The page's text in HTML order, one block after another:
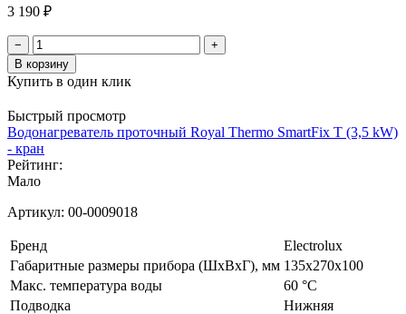
3 190 ₽
−
+
В корзину
Купить в один клик
Быстрый просмотр
Водонагреватель проточный Royal Thermo SmartFix T (3,5 kW)
- кран
Рейтинг:
Мало
Артикул: 00-0009018
Бренд
Electrolux
Габаритные размеры прибора (ШхВхГ), мм 135x270x100
Макс. температура воды
60 °С
Подводка
Нижняя